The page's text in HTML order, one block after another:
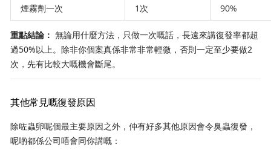
煙霧劑一次 1次 90%
重點結論： 無論用什麼方法，只做一次嘅話，長遠來講復發率都超
過50%以上。除非你個案真係非常非常輕微，否則一定至少要做2
次，先有比較大嘅機會斷尾。
其他常見嘅復發原因
除咗蟲卵呢個最主要原因之外，仲有好多其他原因會令臭蟲復發，
呢啲都係公司唔會同你講嘅：